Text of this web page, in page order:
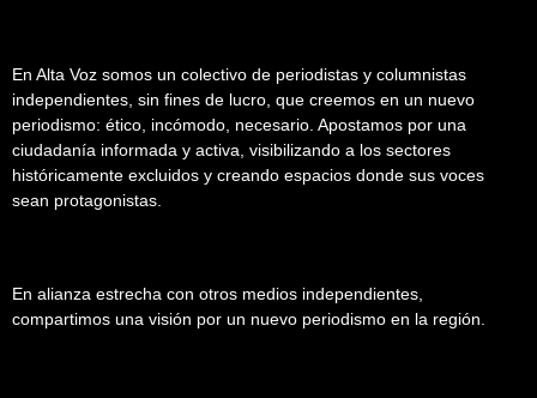
En Alta Voz somos un colectivo de periodistas y columnistas
independientes, sin fines de lucro, que creemos en un nuevo
periodismo: ético, incómodo, necesario. Apostamos por una
ciudadanía informada y activa, visibilizando a los sectores
históricamente excluidos y creando espacios donde sus voces
sean protagonistas.
En alianza estrecha con otros medios independientes,
compartimos una visión por un nuevo periodismo en la región.